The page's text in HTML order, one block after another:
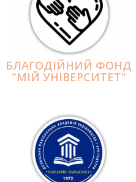
БЛАГОДІЙНИЙ ФОНД
"МІЙ УНІВЕРСИТЕТ"